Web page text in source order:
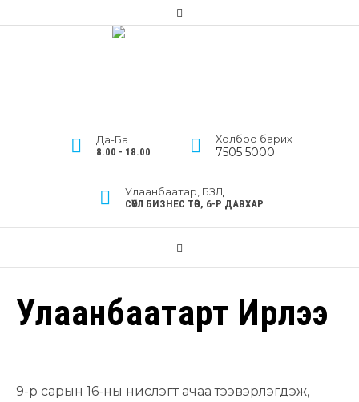
Да-Ба
8.00 - 18.00
Холбоо барих
7505 5000
Улаанбаатар, БЗД
СӨҮЛ БИЗНЕС ТӨВ, 6-Р ДАВХАР
Улаанбаатарт Ирлээ
9-р сарын 16-ны нислэгт ачаа тээвэрлэгдэж,